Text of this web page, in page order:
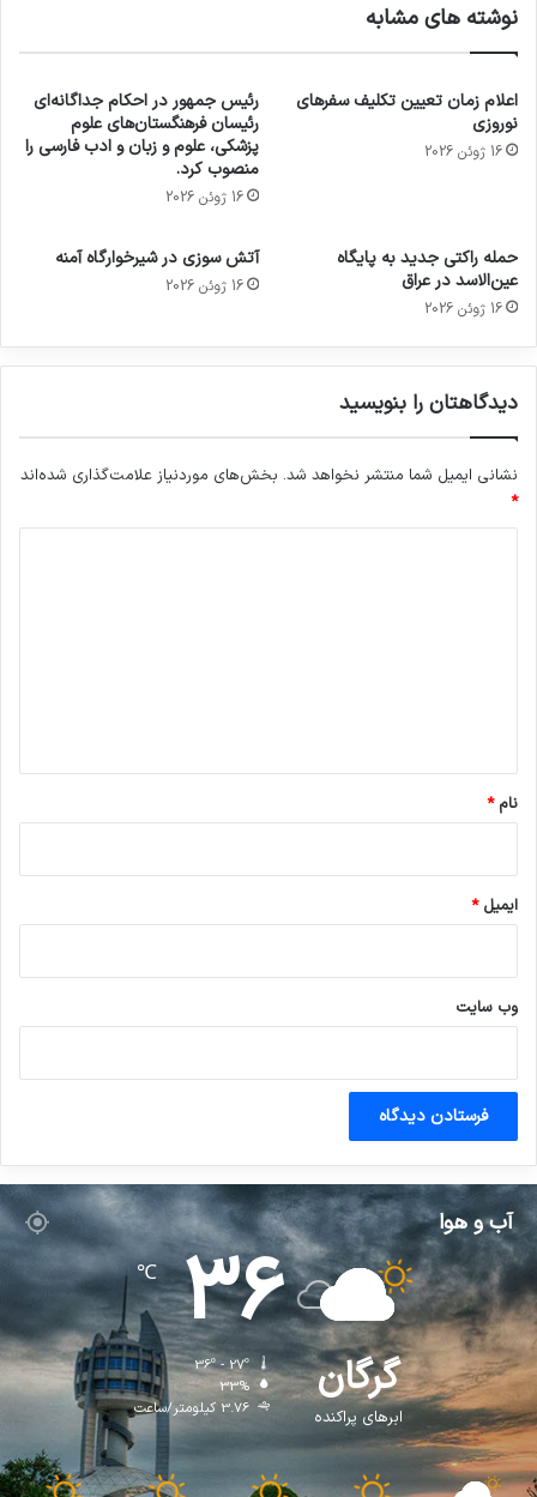
نوشته های مشابه
اعلام زمان تعیین تکلیف سفرهای
نوروزی
16 ژوئن 2026
رئیس جمهور در احکام جداگانه‌ای
رئیسان فرهنگستان‌های علوم
پزشکی، علوم و زبان و ادب فارسی را
منصوب کرد.
16 ژوئن 2026
حمله راکتی جدید به پایگاه
عین‌الاسد در عراق
16 ژوئن 2026
آتش سوزی در شیرخوارگاه آمنه
16 ژوئن 2026
دیدگاهتان را بنویسید
نشانی ایمیل شما منتشر نخواهد شد. بخش‌های موردنیاز علامت‌گذاری شده‌اند
*
نام*
ایمیل*
وب‌ سایت
آب و هوا
گرگان
ابرهای پراکنده
36
℃
36º - 27º
33%
3.76 کیلومتر/ساعت